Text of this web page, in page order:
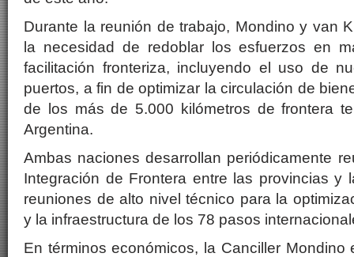
Durante la reunión de trabajo, Mondino y van
la necesidad de redoblar los esfuerzos en
facilitación fronteriza, incluyendo el uso de
puertos, a fin de optimizar la circulación de
de los más de 5.000 kilómetros de frontera
Argentina.
Ambas naciones desarrollan periódicamente
Integración de Frontera entre las provincias y
reuniones de alto nivel técnico para la
y la infraestructura de los 78 pasos
En términos económicos, la Canciller Mondino